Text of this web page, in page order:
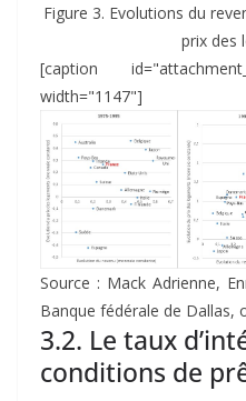
Figure 3. Evolutions du
prix des
[caption
width="1147"]
Source : Mack Adrienne,
Banque fédérale de Dallas,
3.2. Le taux
conditions de